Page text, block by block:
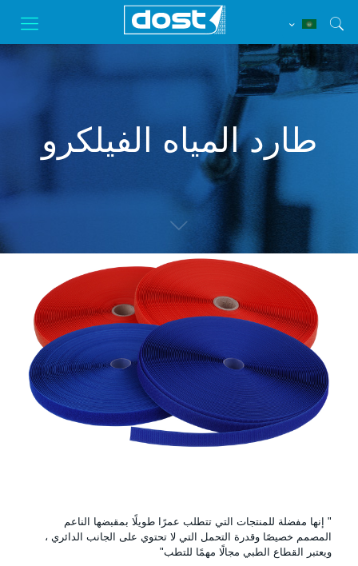
طارد المياه الفيلكرو
" إنها مفضلة للمنتجات التي تتطلب عمرًا طويلًا بمقبضها الناعم
المصمم خصيصًا وقدرة التحمل التي لا تحتوي على الجانب الدائري ،
ويعتبر القطاع الطبي مجالًا مهمًا للتطب"